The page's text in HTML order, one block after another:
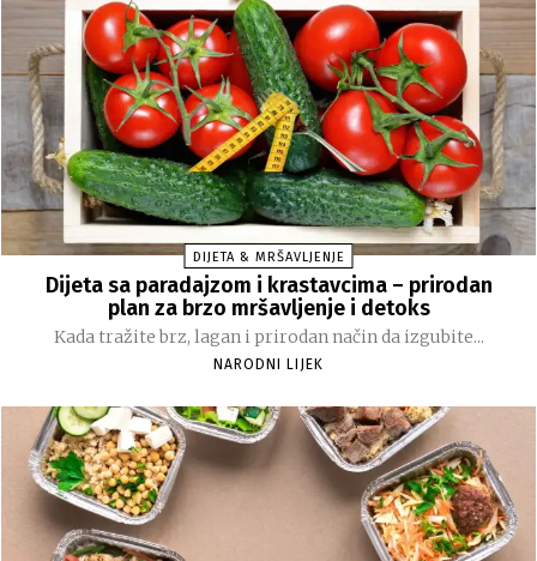
DIJETA & MRŠAVLJENJE
Dijeta sa paradajzom i krastavcima – prirodan
plan za brzo mršavljenje i detoks
Kada tražite brz, lagan i prirodan način da izgubite...
NARODNI LIJEK